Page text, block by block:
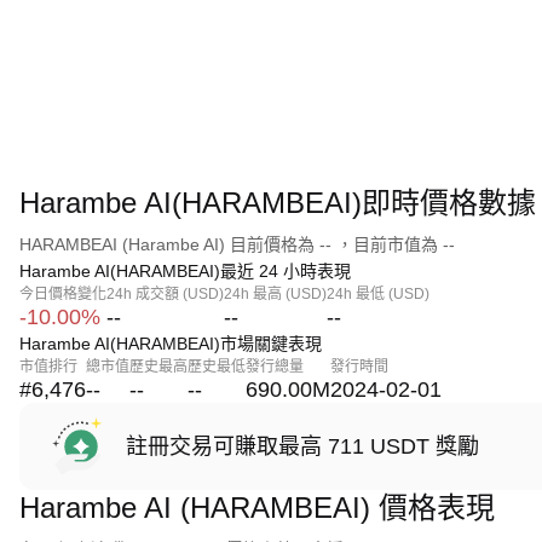
Harambe AI(HARAMBEAI)即時價格數據
HARAMBEAI (Harambe AI) 目前價格為 -- ，目前市值為 --
Harambe AI(HARAMBEAI)最近 24 小時表現
今日價格變化
-10.00%
24h 成交額 (USD)
--
24h 最高 (USD)
--
24h 最低 (USD)
--
Harambe AI(HARAMBEAI)市場關鍵表現
市值排行
#6,476
總市值
--
歷史最高
--
歷史最低
--
發行總量
690.00M
發行時間
2024-02-01
註冊交易可賺取最高 711 USDT 獎勵
Harambe AI (HARAMBEAI) 價格表現